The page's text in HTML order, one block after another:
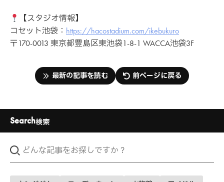
【スタジオ情報】
コセット池袋： https://hacostadium.com/ikebukuro
〒170-0013 東京都豊島区東池袋1-8-1 WACCA池袋3F
最新の記事を読む 前ページに戻る
Search検索